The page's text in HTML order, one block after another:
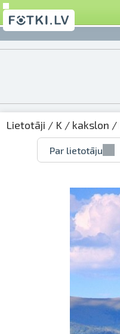
Lietotāji / K / kakslon /
Par lietotāju